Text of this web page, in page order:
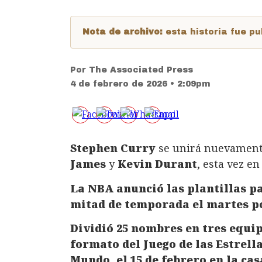
Nota de archivo: esta historia fue
Por The Associated Press
4 de febrero de 2026 • 2:09pm
Stephen Curry se unirá
James y Kevin Durant, esta vez
La NBA anunció las plantillas
mitad de temporada el martes
Dividió 25 nombres en tres
formato del Juego de las